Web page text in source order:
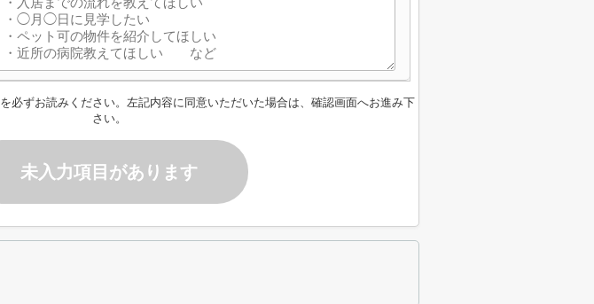
を必ずお読みください。左記内容に同意いただいた場合は、確認画面へお進み下
さい。
未入力項目があります